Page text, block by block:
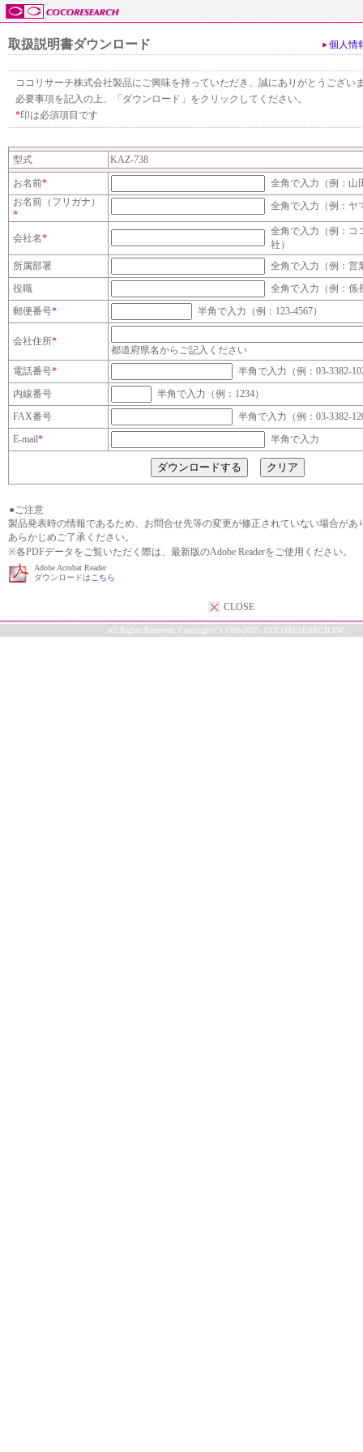
取扱説明書ダウンロード 個人情
ココリサーチ株式会社製品にご興味を持っていただき、誠にありがとうござい
必要事項を記入の上、「ダウンロード」をクリックしてください。
*印は必須項目です
型式 KAZ-738
お名前*
全角で入力（例：
お名前（フリガナ）
*
全角で入力（例：
会社名*
全角で入力（例：コ
社）
所属部署
全角で入力（例：営
役職
全角で入力（例：係
郵便番号* 半角で入力（例：123-4567）
会社住所*
都道府県名からご記入ください
電話番号*
半角で入力（例：03-3382-
内線番号
半角で入力（例：1234）
FAX番号
半角で入力（例：03-3382-
E-mail* 半角で入力
●ご注意
製品発表時の情報であるため、お問合せ先等の変更が修正されていない場合があ
あらかじめご了承ください。
※各PDFデータをご覧いただく際は、最新版のAdobe Readerをご使用ください。
Adobe Acrobat Reader
ダウンロードは こちら
CLOSE
All Rights Reserved, Copyright(C) 1996-2005, COCORESEARCH INC.